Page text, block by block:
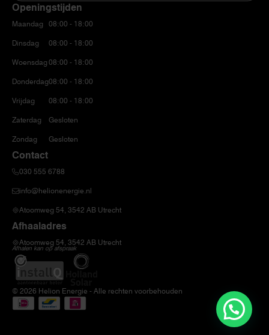
Openingstijden
Maandag
Dinsdag
Woensdag
Donderdag
Vrijdag
Zaterdag
Zondag
08:00 - 18:00
08:00 - 18:00
08:00 - 18:00
08:00 - 18:00
08:00 - 18:00
Gesloten
Gesloten
Contact
030 555 6788
info@helionenergie.nl
Atoomweg 54, 3542 AB Utrecht
Afhaaladres
Atoomweg 54, 3542 AB Utrecht
Afhalen kan op afspraak
© 2026 Helion Energie - Alle rechten voorbehouden